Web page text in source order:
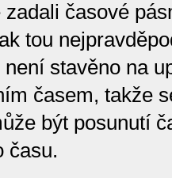
časové
tou
stavěno na
časem, takže
být posunutí
času.